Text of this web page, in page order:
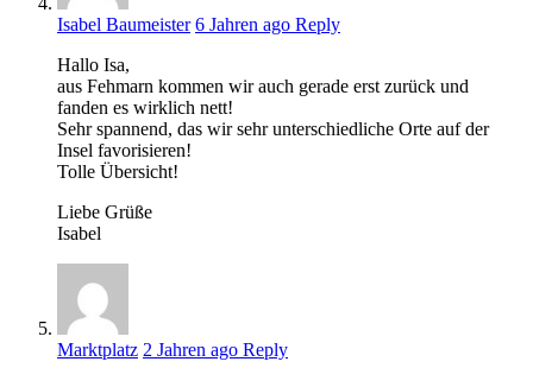
Isabel Baumeister 6 Jahren ago Reply
Hallo Isa,
aus Fehmarn kommen wir auch gerade erst zurück und
fanden es wirklich nett!
Sehr spannend, das wir sehr unterschiedliche Orte auf der
Insel favorisieren!
Tolle Übersicht!
Liebe Grüße
Isabel
Marktplatz 2 Jahren ago Reply